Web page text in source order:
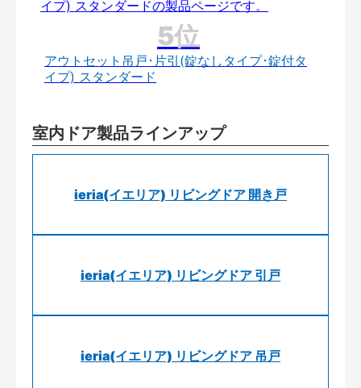
アウトセット吊戸･片引(錠なしタイプ･錠付タ
イプ) スタンダード
室内ドア製品ラインアップ
ieria(イエリア) リビングドア 開き戸
ieria(イエリア) リビングドア 引戸
ieria(イエリア) リビングドア 吊戸